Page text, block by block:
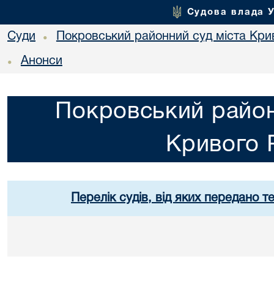
Судова влада
Суди • Покровський районний суд міста
• Анонси
Покровський
Кривого
Перелік судів, від яких передано